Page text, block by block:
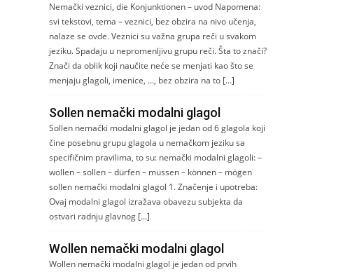
Nemački veznici, die Konjunktionen – uvod Napomena:
svi tekstovi, tema – veznici, bez obzira na nivo učenja,
nalaze se ovde. Veznici su važna grupa reči u svakom
jeziku. Spadaju u nepromenljivu grupu reči. Šta to znači?
Znači da oblik koji naučite neće se menjati kao što se
menjaju glagoli, imenice, …, bez obzira na to […]
Sollen nemački modalni glagol
Sollen nemački modalni glagol je jedan od 6 glagola koji
čine posebnu grupu glagola u nemačkom jeziku sa
specifičnim pravilima, to su: nemački modalni glagoli: –
wollen – sollen – dürfen – müssen – können – mögen
sollen nemački modalni glagol 1. Značenje i upotreba:
Ovaj modalni glagol izražava obavezu subjekta da
ostvari radnju glavnog […]
Wollen nemački modalni glagol
Wollen nemački modalni glagol je jedan od prvih